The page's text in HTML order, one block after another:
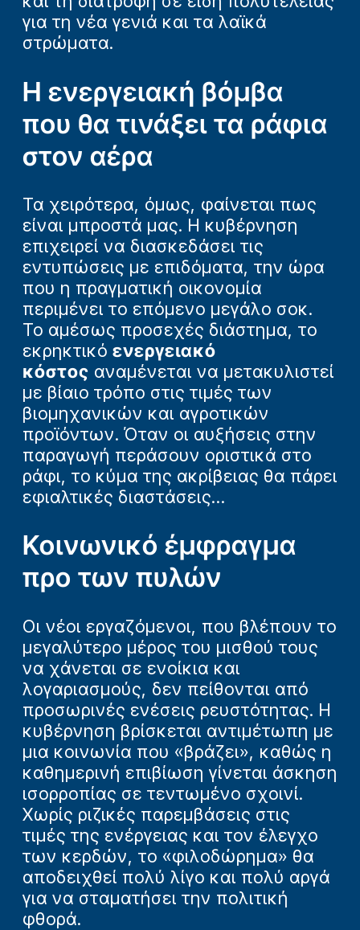
για τη νέα γενιά και τα λαϊκά
στρώματα.
Η ενεργειακή βόμβα
που θα τινάξει τα ράφια
στον αέρα
Τα χειρότερα, όμως, φαίνεται πως
είναι μπροστά μας. Η κυβέρνηση
επιχειρεί να διασκεδάσει τις
εντυπώσεις με επιδόματα, την ώρα
που η πραγματική οικονομία
περιμένει το επόμενο μεγάλο σοκ.
Το αμέσως προσεχές διάστημα, το
εκρηκτικό ενεργειακό
κόστος αναμένεται να μετακυλιστεί
με βίαιο τρόπο στις τιμές των
βιομηχανικών και αγροτικών
προϊόντων. Όταν οι αυξήσεις στην
παραγωγή περάσουν οριστικά στο
ράφι, το κύμα της ακρίβειας θα πάρει
εφιαλτικές διαστάσεις...
Κοινωνικό έμφραγμα
προ των πυλών
Οι νέοι εργαζόμενοι, που βλέπουν το
μεγαλύτερο μέρος του μισθού τους
να χάνεται σε ενοίκια και
λογαριασμούς, δεν πείθονται από
προσωρινές ενέσεις ρευστότητας. Η
κυβέρνηση βρίσκεται αντιμέτωπη με
μια κοινωνία που «βράζει», καθώς η
καθημερινή επιβίωση γίνεται άσκηση
ισορροπίας σε τεντωμένο σχοινί.
Χωρίς ριζικές παρεμβάσεις στις
τιμές της ενέργειας και τον έλεγχο
των κερδών, το «φιλοδώρημα» θα
αποδειχθεί πολύ λίγο και πολύ αργά
για να σταματήσει την πολιτική
φθορά.